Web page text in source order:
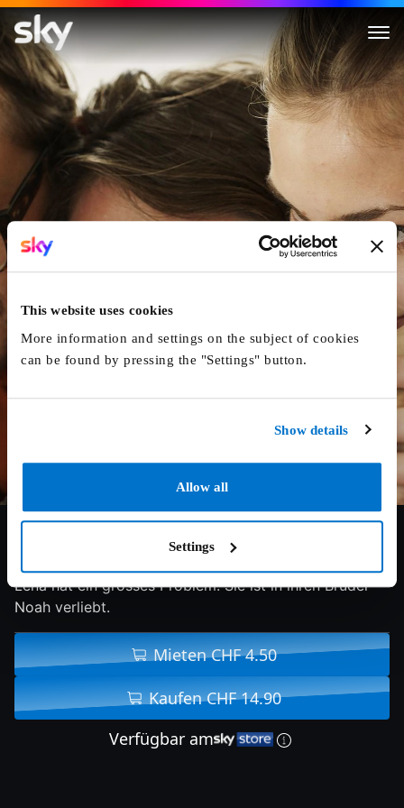
This website uses cookies
More information and settings on the subject of cookies
can be found by pressing the "Settings" button.
Show details
Allow all
Settings
Glaubenberg
2018 115 min
Lena hat ein grosses Problem: Sie ist in ihren Bruder
Noah verliebt.
Mieten CHF 4.50
Kaufen CHF 14.90
Verfügbar am